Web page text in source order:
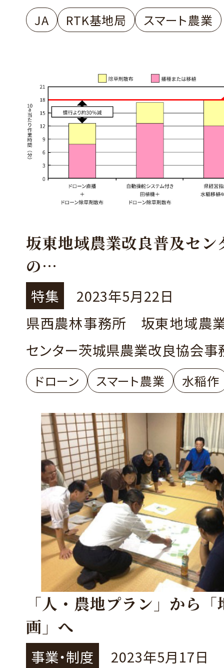
JA RTK基地局 スマート農業
坂東地域農業改良普及セン
の
スマート農業推進の取組
～ドローンを活用した水稲
の確立に向けて～
特集
2023年5月22日
県西農林事務所 坂東地域農
センター茨城県農業改良協会事
ドローン スマート農業 水稲作
「人・農地プラン」から
画」へ
事業・制度
2023年5月17日